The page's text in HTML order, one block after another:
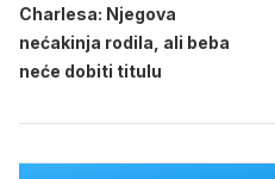
Charlesa: Njegova
nećakinja rodila, ali beba
neće dobiti titulu